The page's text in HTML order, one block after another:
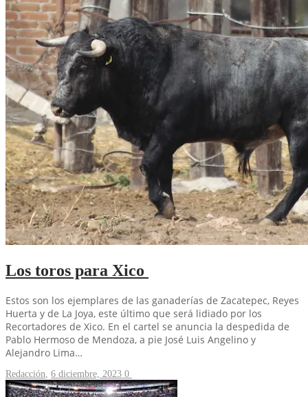
Los toros para Xico
Estos son los ejemplares de las ganaderías de Zacatepec, Reyes
Huerta y de La Joya, este último que será lidiado por los
Recortadores de Xico. En el cartel se anuncia la despedida de
Pablo Hermoso de Mendoza, a pie José Luis Angelino y
Alejandro Lima…
Redacción, 6 diciembre, 2023 0